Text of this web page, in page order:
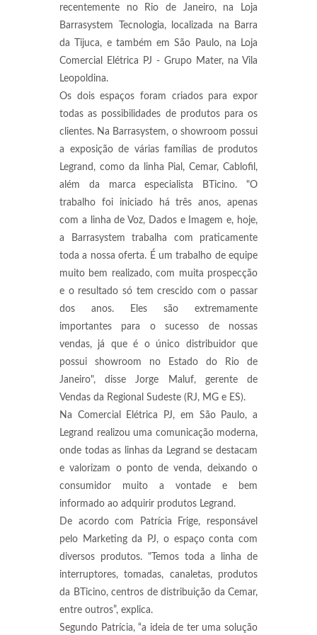
recentemente no Rio de Janeiro, na Loja
Barrasystem Tecnologia, localizada na Barra
da Tijuca, e também em São Paulo, na Loja
Comercial Elétrica PJ - Grupo Mater, na Vila
Leopoldina.
Os dois espaços foram criados para expor
todas as possibilidades de produtos para os
clientes. Na Barrasystem, o showroom possui
a exposição de várias famílias de produtos
Legrand, como da linha Pial, Cemar, Cablofil,
além da marca especialista BTicino. "O
trabalho foi iniciado há três anos, apenas
com a linha de Voz, Dados e Imagem e, hoje,
a Barrasystem trabalha com praticamente
toda a nossa oferta. É um trabalho de equipe
muito bem realizado, com muita prospecção
e o resultado só tem crescido com o passar
dos anos. Eles são extremamente
importantes para o sucesso de nossas
vendas, já que é o único distribuidor que
possui showroom no Estado do Rio de
Janeiro", disse Jorge Maluf, gerente de
Vendas da Regional Sudeste (RJ, MG e ES).
Na Comercial Elétrica PJ, em São Paulo, a
Legrand realizou uma comunicação moderna,
onde todas as linhas da Legrand se destacam
e valorizam o ponto de venda, deixando o
consumidor muito a vontade e bem
informado ao adquirir produtos Legrand.
De acordo com Patrícia Frige, responsável
pelo Marketing da PJ, o espaço conta com
diversos produtos. "Temos toda a linha de
interruptores, tomadas, canaletas, produtos
da BTicino, centros de distribuição da Cemar,
entre outros”, explica.
Segundo Patrícia, “a ideia de ter uma solução